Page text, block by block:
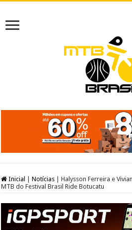
Inicial Notícias
Halysson Ferreira e
MTB do Festival Brasil Ride Botucatu